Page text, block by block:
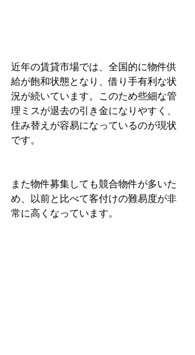
近年の賃貸市場では、全国的に物件供
給が飽和状態となり、借り手有利な状
況が続いています。このため些細な管
理ミスが退去の引き金になりやすく、
住み替えが容易になっているのが現状
です。
また物件募集しても競合物件が多いた
め、以前と比べて客付けの難易度が非
常に高くなっています。